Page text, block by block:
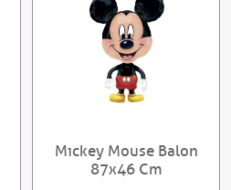
Mıckey Mouse Balon
87x46 Cm